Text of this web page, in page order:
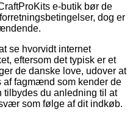
e-butik bør de
dog er
se hvorvidt internet
eftersom det typisk er et
de danske love, udover at
fagmænd som kender de
du anledning til at
som følge af dit indkøb.